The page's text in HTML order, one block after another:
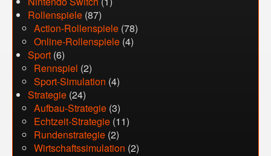
Rollenspiele (87)
Action-Rollenspiele (78)
Online-Rollenspiele (4)
Sport (6)
Rennspiel (2)
Sport-Simulation (4)
Strategie (24)
Aufbau-Strategie (3)
Echtzeit-Strategie (11)
Rundenstrategie (2)
Wirtschaftssimulation (2)